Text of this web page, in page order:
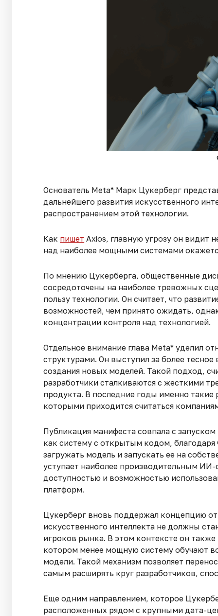
Основатель Meta* Марк Цукерберг
дальнейшего развития искусственного
распространением этой технологии.
Как пишет Axios, главную угрозу он видит
над наиболее мощными системами
По мнению Цукерберга, общественные
сосредоточены на наиболее тревожных
пользу технологии. Он считает, что
возможностей, чем принято ожидать,
концентрации контроля над технологией.
Отдельное внимание глава Meta* уделил
структурами. Он выступил за более
создания новых моделей. Такой подход,
разработчики сталкиваются с жесткими
продукта. В последние годы именно такие
которыми приходится считаться
Публикация манифеста совпала с
как систему с открытым кодом, благодаря
загружать модель и запускать ее на
уступает наиболее производительным
доступностью и возможностью
платформ.
Цукерберг вновь поддержал концепцию
искусственного интеллекта не должны
игроков рынка. В этом контексте он
котором менее мощную систему обучают
модели. Такой механизм позволяет
самым расширять круг разработчиков,
Еще одним направлением, которое
расположенных рядом с крупными дата-